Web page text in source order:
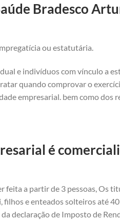
Bradesco
ou estatutária.
e indivíduos com vínculo a
quando comprovar o
empresarial. bem como dos
é
feita a partir de 3 pessoas, Os
e enteados solteiros até
declaração de Imposto de